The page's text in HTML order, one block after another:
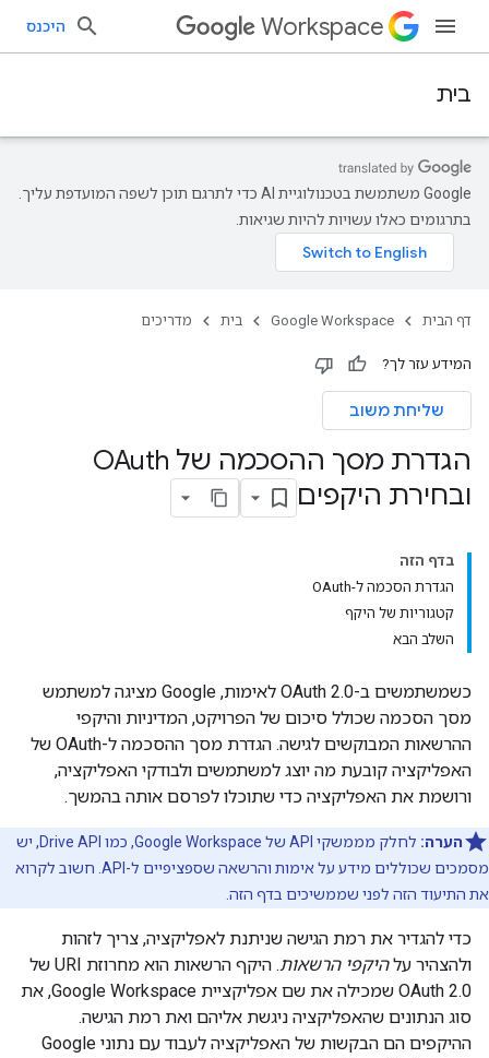
Workspace היכנס
בית
‫Google משתמשת בטכנולוגיית AI כדי לתרגם תוכן לשפה המועדפת עליך.
בתרגומים כאלו עשויות להיות שגיאות.
דף הבית Google Workspace בית מדריכים
המידע עזר לך?
שליחת משוב
הגדרת מסך ההסכמה של OAuth
ובחירת היקפים
בדף הזה
הגדרת הסכמה ל-OAuth
קטגוריות של היקף
השלב הבא
כשמשתמשים ב-OAuth 2.0 לאימות, Google מציגה למשתמש
מסך הסכמה שכולל סיכום של הפרויקט, המדיניות והיקפי
ההרשאות המבוקשים לגישה. הגדרת מסך ההסכמה ל-OAuth של
האפליקציה קובעת מה יוצג למשתמשים ולבודקי האפליקציה,
ורושמת את האפליקציה כדי שתוכלו לפרסם אותה בהמשך.
הערה:
לחלק מממשקי API של Google Workspace, כמו Drive API, יש
מסמכים שכוללים מידע על אימות והרשאה שספציפיים ל-API. חשוב לקרוא
את התיעוד הזה לפני שממשיכים בדף הזה.
כדי להגדיר את רמת הגישה שניתנת לאפליקציה, צריך לזהות
ולהצהיר עלהיקפי הרשאות
. היקף הרשאות הוא מחרוזת URI של
OAuth 2.0 שמכילה את שם אפליקציית Google Workspace, את
סוג הנתונים שהאפליקציה ניגשת אליהם ואת רמת הגישה.
ההיקפים הם הבקשות של האפליקציה לעבוד עם נתוני Google